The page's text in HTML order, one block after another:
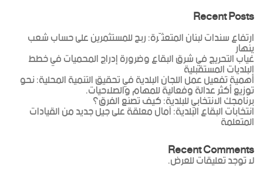
Recent Posts
ارتفاع سندات لبنان المتعثّرة: ربح للمستثمرين على حساب شعب
ينهار
غياب التحريج في شرق البقاع وضرورة إدراج المحميات في خطط
البلديات المستقبلية
أهمية تفعيل عمل اللجان البلدية في تحقيق التنمية المحلية: نحو
توزيع أكثر عدالة وفعالية للمهام والصلاحيات.
برنامجك الانتخابي للبلدية: كيف تصنع الفرق؟
انتخابات البقاع البلدية: آمال معلقة على جيل جديد من القيادات
المتعلمة
Recent Comments
لا توجد تعليقات للعرض.